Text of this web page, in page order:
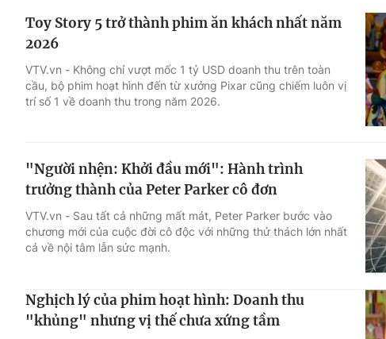
Toy Story 5 trở thành phim ăn khách nhất năm
2026
VTV.vn - Không chỉ vượt mốc 1 tỷ USD doanh thu trên toàn
cầu, bộ phim hoạt hình đến từ xưởng Pixar cũng chiếm luôn vị
trí số 1 về doanh thu trong năm 2026.
"Người nhện: Khởi đầu mới": Hành trình
trưởng thành của Peter Parker cô đơn
VTV.vn - Sau tất cả những mất mát, Peter Parker bước vào
chương mới của cuộc đời cô độc với những thử thách lớn nhất
cả về nội tâm lẫn sức mạnh.
Nghịch lý của phim hoạt hình: Doanh thu
"khủng" nhưng vị thế chưa xứng tầm